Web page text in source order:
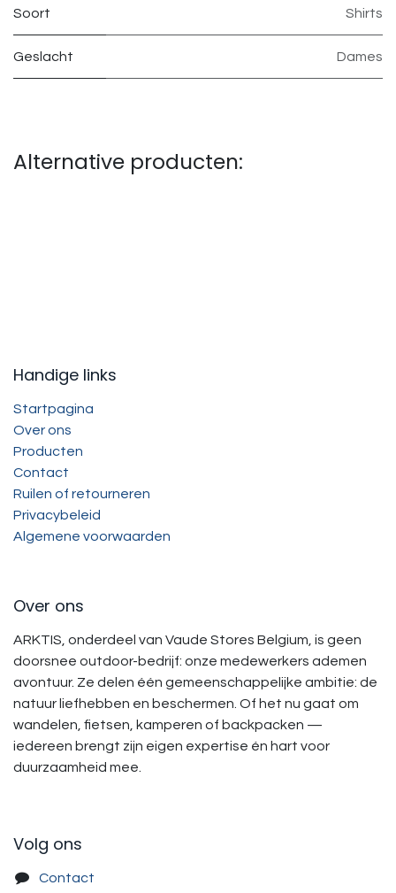
Soort Shirts
Geslacht Dames
Alternative producten:
Handige links
Startpagina
Over ons
Producten
Contact
Ruilen of retourneren
Privacybeleid
Algemene voorwaarden
Over ons
ARKTIS, onderdeel van Vaude Stores Belgium, is geen
doorsnee outdoor-bedrijf: onze medewerkers ademen
avontuur. Ze delen één gemeenschappelijke ambitie: de
natuur liefhebben en beschermen. Of het nu gaat om
wandelen, fietsen, kamperen of backpacken —
iedereen brengt zijn eigen expertise én hart voor
duurzaamheid mee.
Volg ons
Contact